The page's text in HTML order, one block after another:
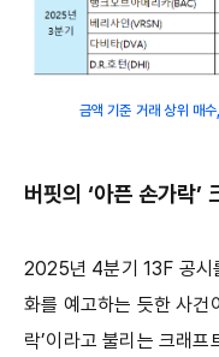
금액 기준 거래 상위
버핏의 ‘아픈 손가락’
2025년 4분기 13F 공시
화를 예고하는 듯한 사건
락’이라고 불리는 크래